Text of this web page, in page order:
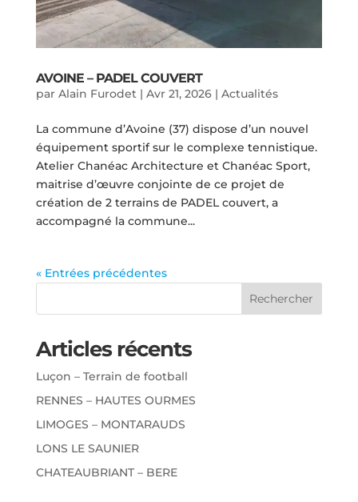
AVOINE – PADEL COUVERT
par Alain Furodet| Avr 21, 2026| Actualités
La commune d’Avoine (37) dispose d’un nouvel
équipement sportif sur le complexe tennistique.
Atelier Chanéac Architecture et Chanéac Sport,
maitrise d’œuvre conjointe de ce projet de
création de 2 terrains de PADEL couvert, a
accompagné la commune...
« Entrées précédentes
Rechercher
Articles récents
Luçon – Terrain de football
RENNES – HAUTES OURMES
LIMOGES – MONTARAUDS
LONS LE SAUNIER
CHATEAUBRIANT – BERE